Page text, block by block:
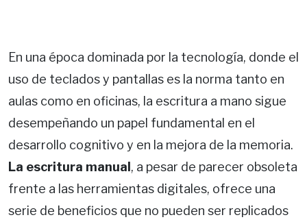
En una época dominada por la tecnología, donde el
uso de teclados y pantallas es la norma tanto en
aulas como en oficinas, la escritura a mano sigue
desempeñando un papel fundamental en el
desarrollo cognitivo y en la mejora de la memoria.
La escritura manual, a pesar de parecer obsoleta
frente a las herramientas digitales, ofrece una
serie de beneficios que no pueden ser replicados